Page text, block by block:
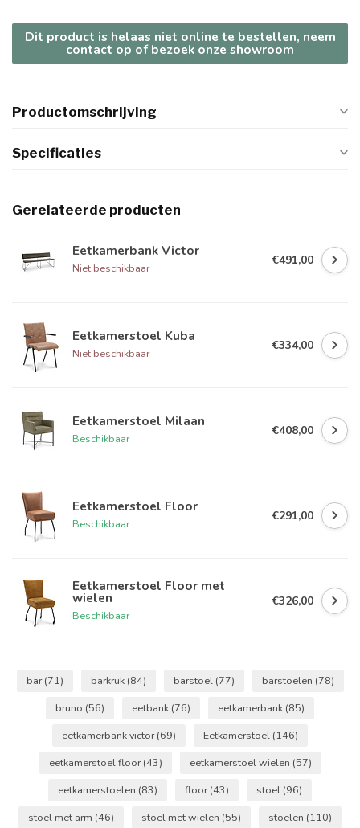
Dit product is helaas niet online te bestellen, neem
contact op of bezoek onze showroom
Productomschrijving
Specificaties
Gerelateerde producten
Eetkamerbank Victor
Niet beschikbaar
€491,00
Eetkamerstoel Kuba
Niet beschikbaar
€334,00
Eetkamerstoel Milaan
Beschikbaar
€408,00
Eetkamerstoel Floor
Beschikbaar
€291,00
Eetkamerstoel Floor met
wielen
Beschikbaar
€326,00
bar(71) barkruk (84) barstoel (77) barstoelen (78)
bruno (56) eetbank (76) eetkamerbank (85)
eetkamerbank victor(69) Eetkamerstoel (146)
eetkamerstoel floor(43) eetkamerstoel wielen (57)
eetkamerstoelen (83) floor(43) stoel (96)
stoel met arm (46) stoel met wielen (55) stoelen (110)